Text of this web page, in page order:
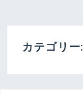
カテゴリー: